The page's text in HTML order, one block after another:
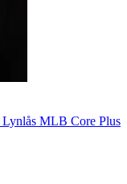
MLB Core Plus